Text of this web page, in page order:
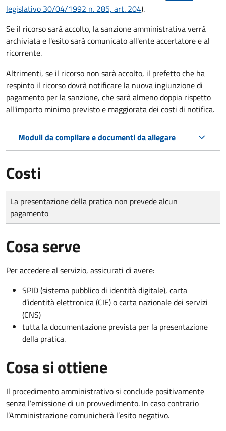
legislativo 30/04/1992 n. 285, art. 204).
Se il ricorso sarà accolto, la sanzione amministrativa verrà
archiviata e l'esito sarà comunicato all'ente accertatore e al
ricorrente.
Altrimenti, se il ricorso non sarà accolto, il prefetto che ha
respinto il ricorso dovrà notificare la nuova ingiunzione di
pagamento per la sanzione, che sarà almeno doppia rispetto
all'importo minimo previsto e maggiorata dei costi di notifica.
Moduli da compilare e documenti da allegare
Costi
Tipo di pagamento
Importo
La presentazione della pratica non prevede alcun
pagamento
Cosa serve
Per accedere al servizio, assicurati di avere:
SPID (sistema pubblico di identità digitale), carta
d’identità elettronica (CIE) o carta nazionale dei servizi
(CNS)
tutta la documentazione prevista per la presentazione
della pratica.
Cosa si ottiene
Il procedimento amministrativo si conclude positivamente
senza l’emissione di un provvedimento. In caso contrario
l’Amministrazione comunicherà l’esito negativo.